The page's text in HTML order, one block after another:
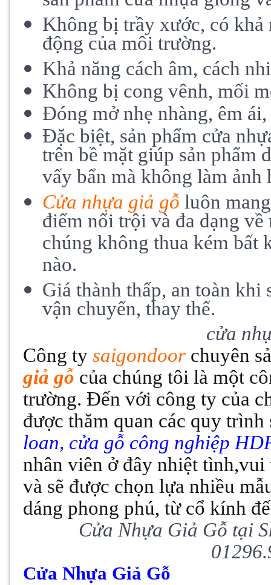
Không bị trầy xước, có khả
động của môi trường.
Khả năng cách âm, cách
Không bị cong vênh, mối
Đóng mở nhẹ nhàng, êm
Đặc biệt, sản phẩm cửa
trên bề mặt giúp sản phẩm
vấy bẩn mà không làm ảnh
Cửa nhựa giả gỗ luôn
điểm nổi trội và đa dạng về
chúng không thua kém bất
nào.
Giá thành thấp, an toàn khi
vận chuyển, thay thế.
cửa
Công tysaigondoor chuyên
giả gỗ của chúng tôi là một
trường. Đến với công ty của
được thăm quan các quy
loan, cửa gỗ công nghiệp
nhân viên ở đây nhiệt
và sẽ được chọn lựa nhiều
dáng phong phú, từ cổ kính
Cửa Nhựa Giả Gỗ tại
Cửa Nhựa Giả Gỗ